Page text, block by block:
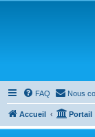
FAQ Nous
Accueil Portail